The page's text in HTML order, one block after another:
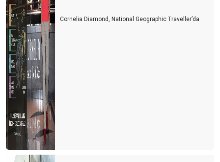
Güney Afrika İzlenimleri
ERENKÖY GÜNLÜKLERİ
4 Kuşak turizm
Farklı bir turizm çeşidi ''Agritourismo''
TÜRSAB Seçimlerinde zafer kadınların
Türk Kahvesi Her Şey Dahil Sisteminden Çıkartılsın
TUNCELi iZLENiMLERi
YENi IATA KURALLARI
Cornelia Diamond, National Geographic Traveller’da